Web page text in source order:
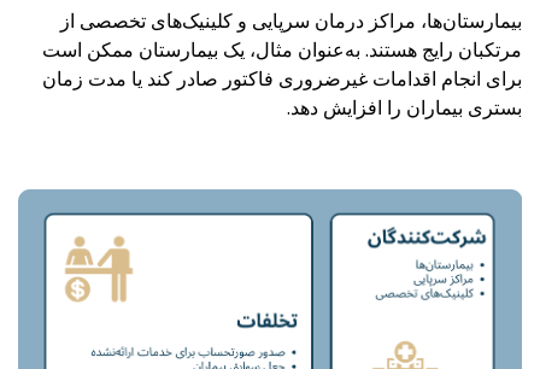
بیمارستان‌ها، مراکز درمان سرپایی و کلینیک‌های تخصصی از
مرتکبان رایج هستند. به‌عنوان مثال، یک بیمارستان ممکن است
برای انجام اقدامات غیرضروری فاکتور صادر کند یا مدت زمان
بستری بیماران را افزایش دهد.